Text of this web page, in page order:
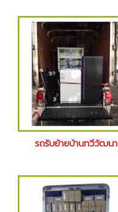
รถรับย้ายบ้านทวีวัฒนา